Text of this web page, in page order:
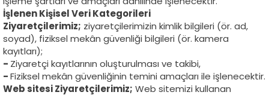
İşlenen Kişisel Veri Kategorileri
Ziyaretçilerimiz; ziyaretçilerimizin kimlik bilgileri (ör. ad,
soyad), fiziksel mekân güvenliği bilgileri (ör. kamera
kayıtları);
- Ziyaretçi kayıtlarının oluşturulması ve takibi,
-Fiziksel mekân güvenliğinin temini amaçları ile işlenecektir.
Web sitesi Ziyaretçilerimiz; Web sitemizi kullanan